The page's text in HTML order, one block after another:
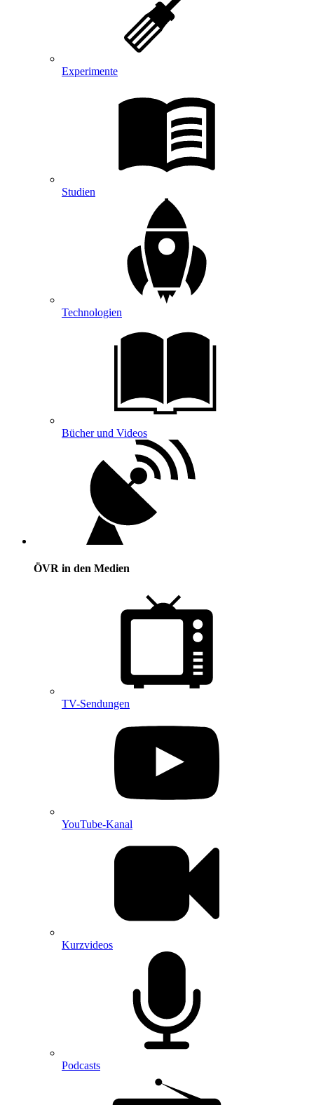
Experimente
Studien
Technologien
Bücher und Videos
ÖVR in den Medien
TV-Sendungen
YouTube-Kanal
Kurzvideos
Podcasts